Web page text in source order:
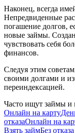
Наконец, всегда
Непредвиденные
погашение долгов,
новые займы.
чувствовать себя
финансов.
Следуя этим
своими долгами и
переиндексацией.
Часто ищут займы и
Онлайн на карту
отказаОнлайн на
Взять займБез